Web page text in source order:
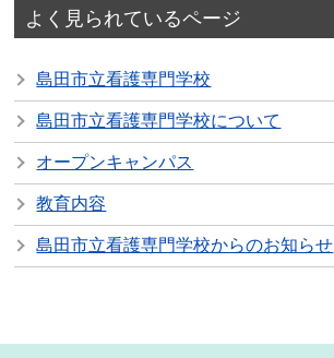
よく見られているページ
島田市立看護専門学校
島田市立看護専門学校について
オープンキャンパス
教育内容
島田市立看護専門学校からのお知らせ